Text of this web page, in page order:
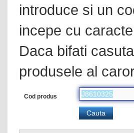
introduce si un
incepe cu
Daca bifati casuta
produsele al
Cod produs